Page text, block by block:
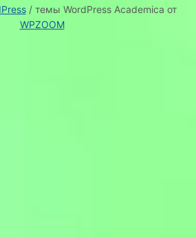
/ темы WordPress Academica от
WPZOOM